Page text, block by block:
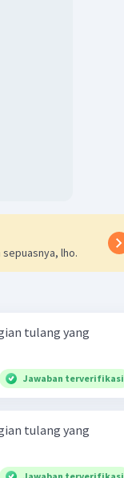
lho.
Jawaban terverifikasi